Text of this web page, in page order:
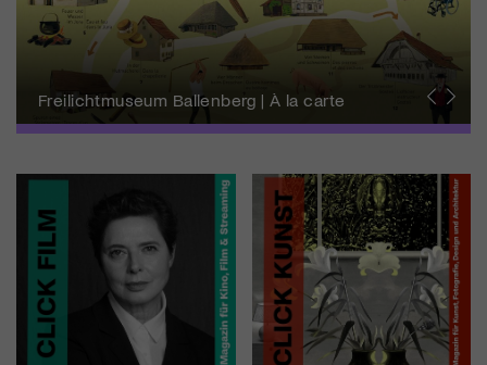
Schweizer Biennale zu Wissenschaft, Technik
+ Ästhetik
Freilichtmuseum Ballenberg | À la carte
Kulturlandsgemeinde
Forum Schweizer Geschichte Schwyz